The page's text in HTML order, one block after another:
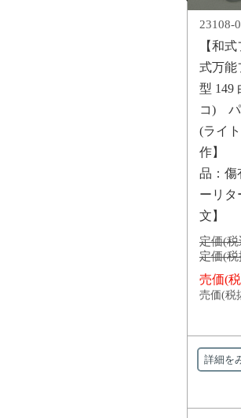
23108-
【和
式万能
型 149
コ) パ
(ライ
作】
品：
ーリタ
文】
定価(税
定価(税
売価(
売価(税
詳細を